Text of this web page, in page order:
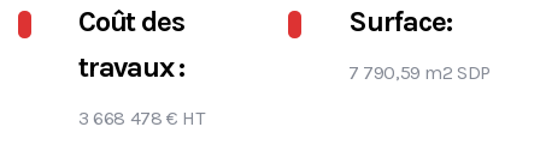
Coût des
travaux :
3 668 478 € HT
Surface:
7 790,59 m2 SDP